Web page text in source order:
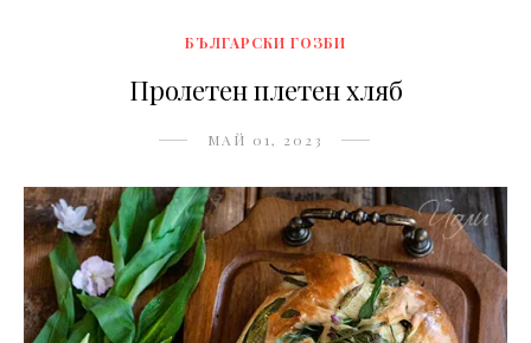
БЪЛГАРСКИ ГОЗБИ
Пролетен плетен хляб
МАЙ 01, 2023